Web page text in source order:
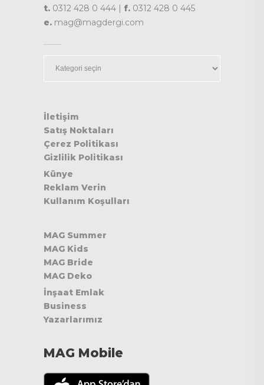
t. 0312 428 0 444 | f. 0312 428 0 445
e. mag@magdergi.com
İletişim
Satış Noktaları
Çerez Politikası
Gizlilik Politikası
Künye
Reklam Verin
Kullanım Koşulları
MAG Summer
MAG Kids
MAG Bride
MAG Deko
İnşaat Emlak
Business
Yazarlarımız
MAG Mobile